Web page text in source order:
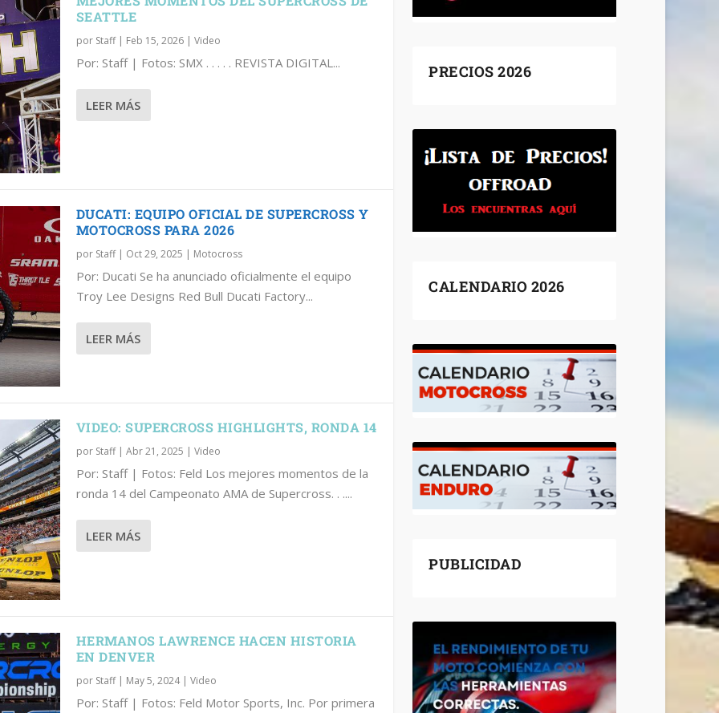
Y MOTOCROSS P...
RONDA 14
HISTORIA EN DENVER
DE ARLINGTON
SEATTLE
por Staff| Feb 15, 2026| Video
Por: Staff | Fotos: SMX . . . . . REVISTA DIGITAL...
LEER MÁS
DUCATI: EQUIPO OFICIAL DE SUPERCROSS Y
MOTOCROSS PARA 2026
por Staff| Oct 29, 2025 | Motocross
Por: Ducati Se ha anunciado oficialmente el equipo
Troy Lee Designs Red Bull Ducati Factory...
LEER MÁS
VIDEO: SUPERCROSS HIGHLIGHTS, RONDA 14
por Staff| Abr 21, 2025 | Video
Por: Staff | Fotos: Feld Los mejores momentos de la
ronda 14 del Campeonato AMA de Supercross. . ....
LEER MÁS
HERMANOS LAWRENCE HACEN HISTORIA
EN DENVER
por Staff| May 5, 2024| Video
Por: Staff | Fotos: Feld Motor Sports, Inc. Por primera
PRECIOS 2026
CALENDARIO 2026
PUBLICIDAD